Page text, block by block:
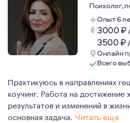
Психолог,
Опыт 6
3000₽
3500₽/
Онлайн
Всего
Практикуюсь в направлениях
коучинг. Работа на достижение
результатов и изменений в
основная задача. Читать еще